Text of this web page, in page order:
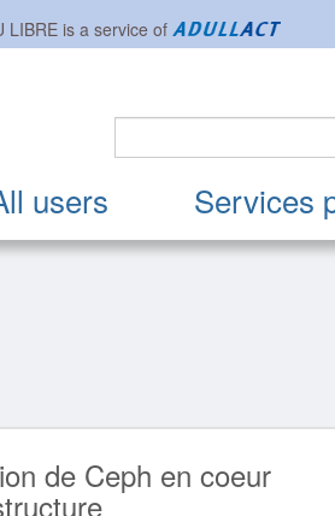
LIBREis a service of
users Services
de Ceph en coeur